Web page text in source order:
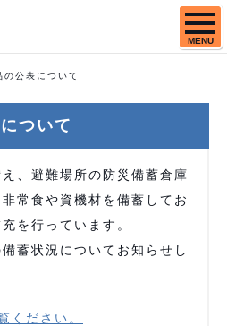
MENU
の公表について
ついて
、避難場所の防災備蓄倉庫
常食や資機材を備蓄してお
を行っています。
蓄状況についてお知らせし
ください。